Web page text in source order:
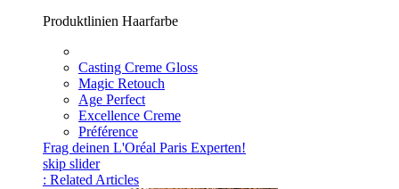
Produktlinien Haarfarbe
Casting Creme Gloss
Magic Retouch
Age Perfect
Excellence Creme
Préférence
Frag deinen L'Oréal Paris Experten!
skip slider
: Related Articles